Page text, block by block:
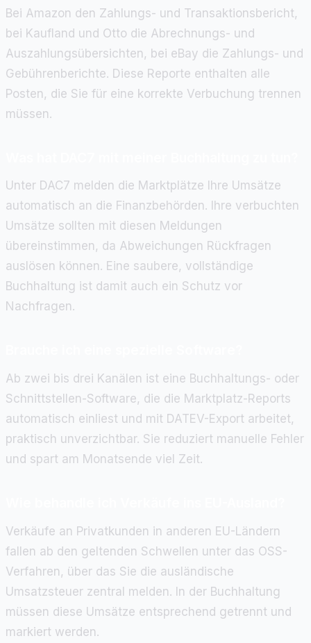
Bei Amazon den Zahlungs- und Transaktionsbericht,
bei Kaufland und Otto die Abrechnungs- und
Auszahlungsübersichten, bei eBay die Zahlungs- und
Gebührenberichte. Diese Reporte enthalten alle
Posten, die Sie für eine korrekte Verbuchung trennen
müssen.
Unter DAC7 melden die Marktplätze Ihre Umsätze
automatisch an die Finanzbehörden. Ihre verbuchten
Umsätze sollten mit diesen Meldungen
übereinstimmen, da Abweichungen Rückfragen
auslösen können. Eine saubere, vollständige
Buchhaltung ist damit auch ein Schutz vor
Nachfragen.
Ab zwei bis drei Kanälen ist eine Buchhaltungs- oder
Schnittstellen-Software, die die Marktplatz-Reports
automatisch einliest und mit DATEV-Export arbeitet,
praktisch unverzichtbar. Sie reduziert manuelle Fehler
und spart am Monatsende viel Zeit.
Verkäufe an Privatkunden in anderen EU-Ländern
fallen ab den geltenden Schwellen unter das OSS-
Verfahren, über das Sie die ausländische
Umsatzsteuer zentral melden. In der Buchhaltung
müssen diese Umsätze entsprechend getrennt und
markiert werden.